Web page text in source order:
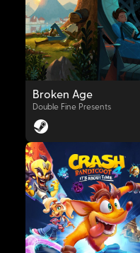
OYNAT
Broken Age
Double Fine Presents